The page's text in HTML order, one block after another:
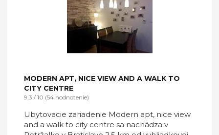
MODERN APT, NICE VIEW AND A WALK TO
CITY CENTRE
9,3 / 10 (54 hodnotenie)
Ubytovacie zariadenie Modern apt, nice view
and a walk to city centre sa nachádza v